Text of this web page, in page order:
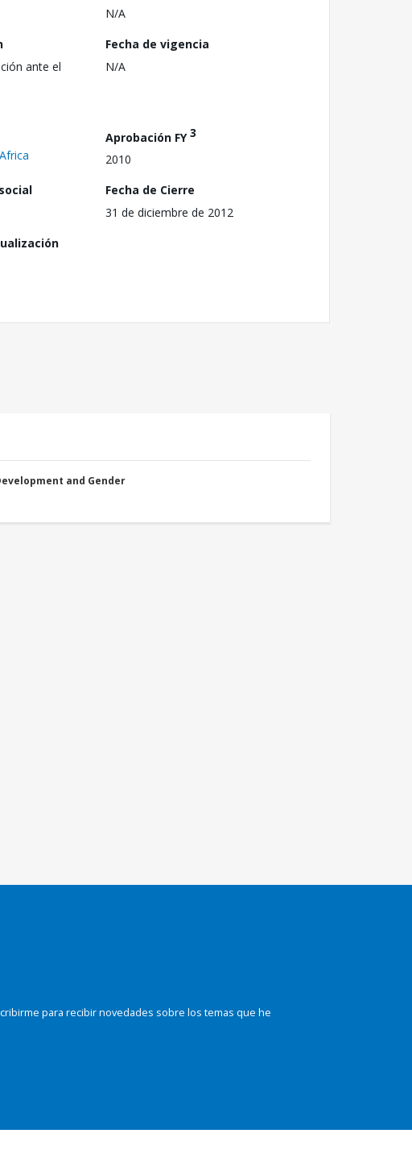
N/A
ante el
Fecha de vigencia
N/A
Aprobación FY3
2010
Fecha de Cierre
31 de diciembre de 2012
and Gender
para recibir novedades sobre los temas que he